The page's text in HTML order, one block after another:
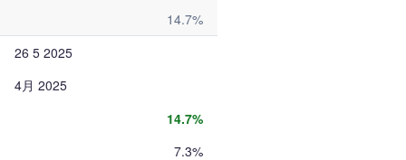
14.7%
26 5 2025
4月 2025
14.7%
7.3%